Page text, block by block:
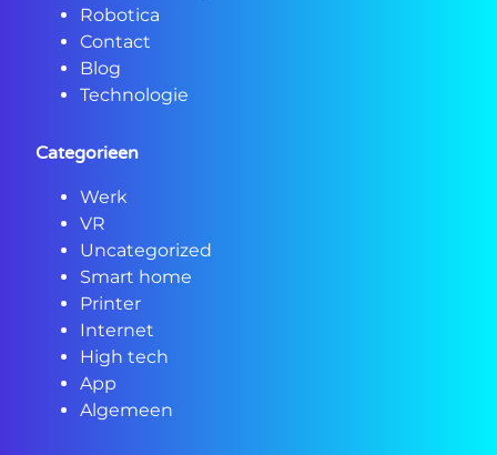
Robotica
Contact
Blog
Technologie
Categorieen
Werk
VR
Uncategorized
Smart home
Printer
Internet
High tech
App
Algemeen